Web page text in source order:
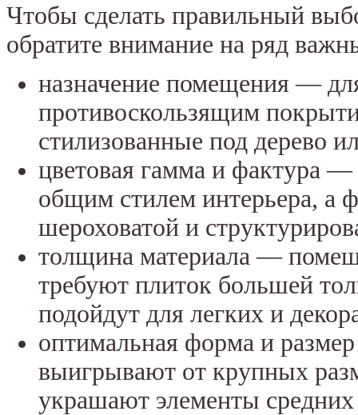
Чтобы сделать правильный
обратите внимание на ряд
назначение помещения —
противоскользящим
стилизованные под дерево
цветовая гамма и фактура —
общим стилем интерьера, а
шероховатой и
толщина материала —
требуют плиток большей
подойдут для легких и
оптимальная форма и
выигрывают от крупных
украшают элементы средних